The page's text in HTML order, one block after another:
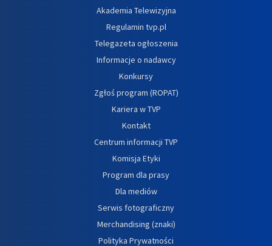
Akademia Telewizyjna
Regulamin tvp.pl
Telegazeta ogłoszenia
Informacje o nadawcy
Konkursy
Zgłoś program (ROPAT)
Kariera w TVP
Kontakt
Centrum informacji TVP
Komisja Etyki
Program dla prasy
Dla mediów
Serwis fotograficzny
Merchandising (znaki)
Polityka Prywatności